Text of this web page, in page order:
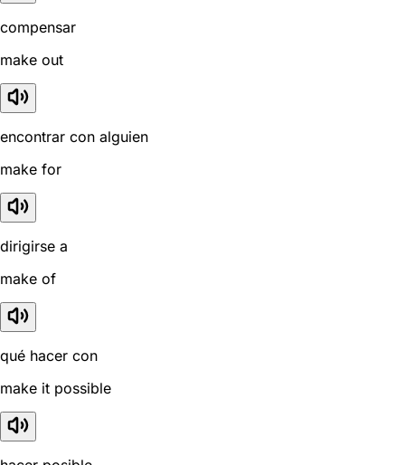
compensar
make out
encontrar con alguien
make for
dirigirse a
make of
qué hacer con
make it possible